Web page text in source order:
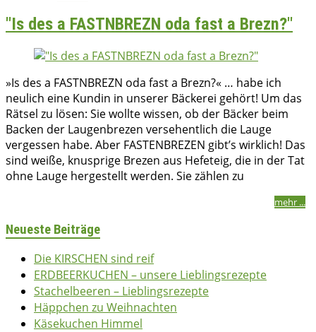
"Is des a FASTNBREZN oda fast a Brezn?"
»Is des a FASTNBREZN oda fast a Brezn?« … habe ich
neulich eine Kundin in unserer Bäckerei gehört! Um das
Rätsel zu lösen: Sie wollte wissen, ob der Bäcker beim
Backen der Laugenbrezen versehentlich die Lauge
vergessen habe. Aber FASTENBREZEN gibt’s wirklich! Das
sind weiße, knusprige Brezen aus Hefeteig, die in der Tat
ohne Lauge hergestellt werden. Sie zählen zu
mehr ...
Neueste Beiträge
Die KIRSCHEN sind reif
ERDBEERKUCHEN – unsere Lieblingsrezepte
Stachelbeeren – Lieblingsrezepte
Häppchen zu Weihnachten
Käsekuchen Himmel